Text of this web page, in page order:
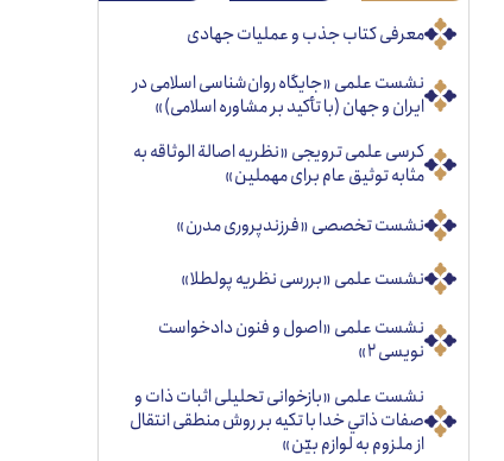
معرفی کتاب جذب و عملیات جهادی
نشست علمی «جایگاه روان‌شناسی اسلامی در
ایران و جهان (با تأکید بر مشاوره اسلامی)»
کرسی علمی ترویجی «نظریه اصالة الوثاقه به
مثابه توثیق عام برای مهملین»
نشست تخصصی «فرزندپروری مدرن»
نشست علمی «بررسی نظریه پولطلا»
نشست علمی «اصول و فنون دادخواست
نویسی ۲»
نشست علمی «بازخوانی تحليلی اثبات ذات و
صفات ذاتي خدا با تكيه بر روش منطقی انتقال
از ملزوم به لوازم بيّن»